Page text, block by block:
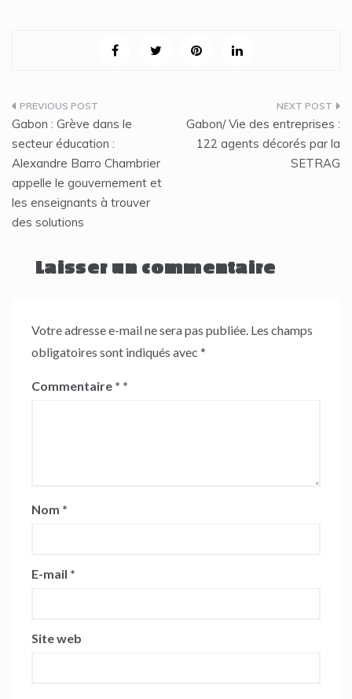
Navigation
de
l’article
Gabon : Grève dans le
secteur éducation :
Alexandre Barro Chambrier
appelle le gouvernement et
les enseignants à trouver
des solutions
Gabon/ Vie des entreprises :
122 agents décorés par la
SETRAG
Laisser un commentaire
Votre adresse e-mail ne sera pas publiée. Les champs
obligatoires sont indiqués avec *
Commentaire *
Nom *
E-mail *
Site web